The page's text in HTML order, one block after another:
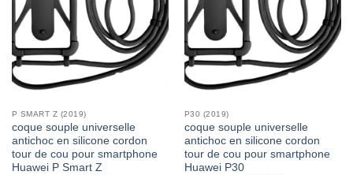
P SMART Z (2019)
coque souple universelle
antichoc en silicone cordon
tour de cou pour smartphone
Huawei P Smart Z
P30 (2019)
coque souple universelle
antichoc en silicone cordon
tour de cou pour smartphone
Huawei P30